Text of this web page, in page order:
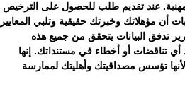
عند تقديم طلب للحصول على الترخيص
أن مؤهلاتك وخبرتك حقيقية وتلبي المعايير
تدفق البيانات يتحقق من جميع هذه
تناقضات أو أخطاء في مستنداتك. إنها
تؤسس مصداقيتك وأهليتك لممارسة